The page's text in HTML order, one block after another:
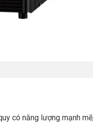
có năng lượng mạnh